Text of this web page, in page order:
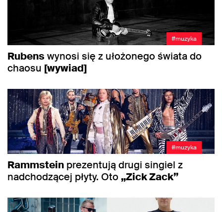
#muzyka
Rubens wynosi się z ułożonego świata do
chaosu [wywiad]
#muzyka
Rammstein prezentują drugi singiel z
nadchodzącej płyty. Oto „Zick Zack”